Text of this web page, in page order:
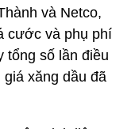
và Netco,
cước và phụ phí
tổng số lần điều
xăng dầu đã